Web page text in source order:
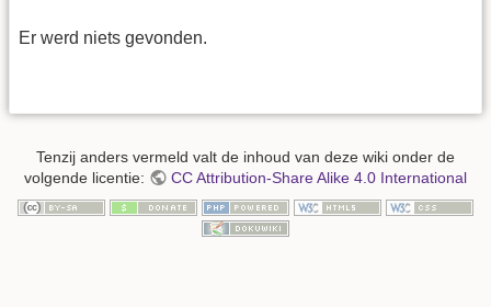
Er werd niets gevonden.
Tenzij anders vermeld valt de inhoud van deze wiki onder de
volgende licentie:
CC Attribution-Share Alike 4.0 International